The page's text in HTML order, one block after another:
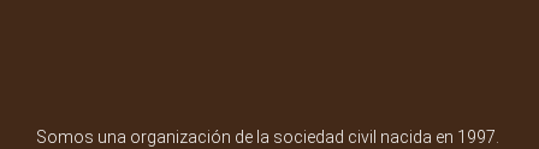
Somos una organización de la sociedad civil nacida en 1997.